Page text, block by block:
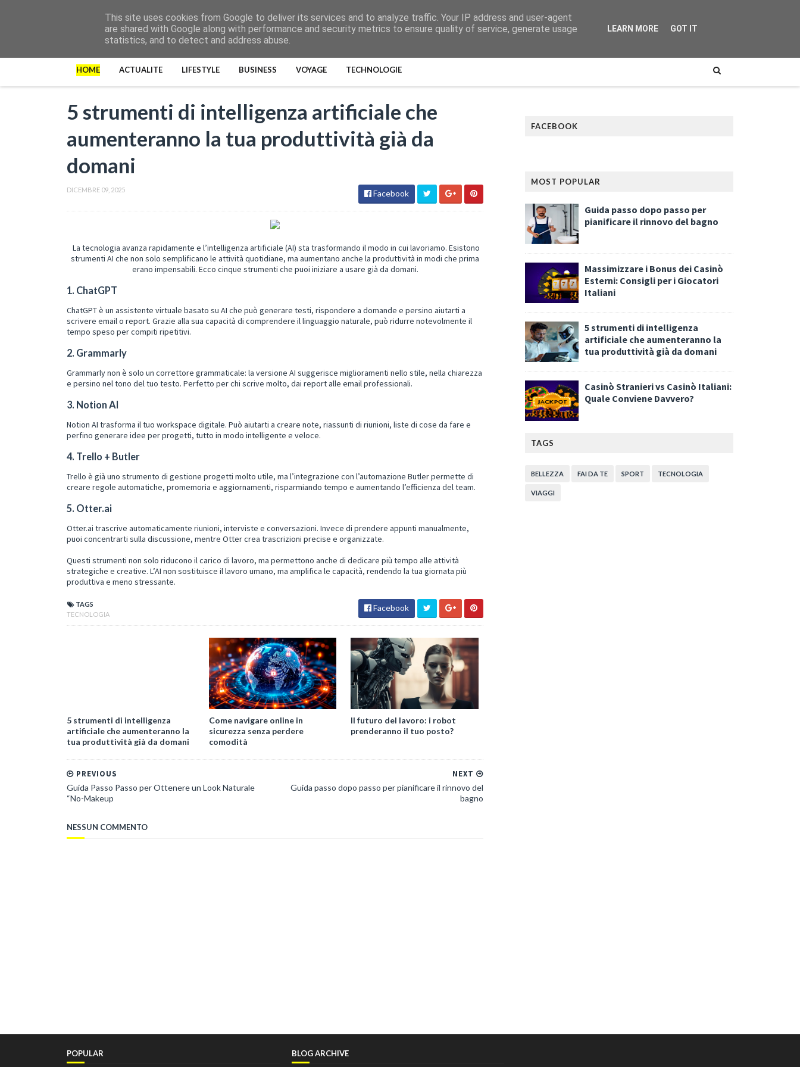
HOME ACTUALITE LIFESTYLE BUSINESS VOYAGE TECHNOLOGIE
5 strumenti di intelligenza artificiale che
aumenteranno la tua produttività già da
domani
DICEMBRE 09, 2025 Facebook
La tecnologia avanza rapidamente e l’intelligenza artificiale (AI) sta trasformando il modo in cui lavoriamo. Esistono
strumenti AI che non solo semplificano le attività quotidiane, ma aumentano anche la produttività in modi che prima
erano impensabili. Ecco cinque strumenti che puoi iniziare a usare già da domani.
1. ChatGPT
ChatGPT è un assistente virtuale basato su AI che può generare testi, rispondere a domande e persino aiutarti a
scrivere email o report. Grazie alla sua capacità di comprendere il linguaggio naturale, può ridurre notevolmente il
tempo speso per compiti ripetitivi.
2. Grammarly
Grammarly non è solo un correttore grammaticale: la versione AI suggerisce miglioramenti nello stile, nella chiarezza
e persino nel tono del tuo testo. Perfetto per chi scrive molto, dai report alle email professionali.
3. Notion AI
Notion AI trasforma il tuo workspace digitale. Può aiutarti a creare note, riassunti di riunioni, liste di cose da fare e
perfino generare idee per progetti, tutto in modo intelligente e veloce.
4. Trello + Butler
Trello è già uno strumento di gestione progetti molto utile, ma l’integrazione con l’automazione Butler permette di
creare regole automatiche, promemoria e aggiornamenti, risparmiando tempo e aumentando l’efficienza del team.
5. Otter.ai
Otter.ai trascrive automaticamente riunioni, interviste e conversazioni. Invece di prendere appunti manualmente,
puoi concentrarti sulla discussione, mentre Otter crea trascrizioni precise e organizzate.
Questi strumenti non solo riducono il carico di lavoro, ma permettono anche di dedicare più tempo alle attività
strategiche e creative. L’AI non sostituisce il lavoro umano, ma amplifica le capacità, rendendo la tua giornata più
produttiva e meno stressante.
TAGS
TECNOLOGIA
Facebook
5 strumenti di intelligenza
artificiale che aumenteranno la
tua produttività già da domani
Come navigare online in
sicurezza senza perdere
comodità
Il futuro del lavoro: i robot
prenderanno il tuo posto?
NEXT
Guida passo dopo passo per pianificare il rinnovo del
bagno
PREVIOUS
Guida Passo Passo per Ottenere un Look Naturale
“No-Makeup
NESSUN COMMENTO
FACEBOOK
MOST POPULAR
Guida passo dopo passo per
pianificare il rinnovo del bagno
Massimizzare i Bonus dei Casinò
Esterni: Consigli per i Giocatori
Italiani
5 strumenti di intelligenza
artificiale che aumenteranno la
tua produttività già da domani
Casinò Stranieri vs Casinò Italiani:
Quale Conviene Davvero?
TAGS
BELLEZZA FAI DA TE SPORT TECNOLOGIA
VIAGGI
POPULAR BLOG ARCHIVE
This site uses cookies from Google to deliver its services and to analyze traffic. Your IP address and user-agent
are shared with Google along with performance and security metrics to ensure quality of service, generate usage
statistics, and to detect and address abuse.
LEARN MORE GOT IT